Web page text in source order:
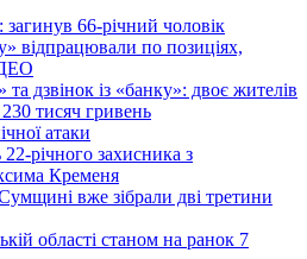
загинув 66-річний чоловік
відпрацювали по позиціях,
дзвінок із «банку»: двоє жителів
тисяч гривень
атаки
річного захисника з
Кременя
вже зібрали дві третини
області станом на ранок 7